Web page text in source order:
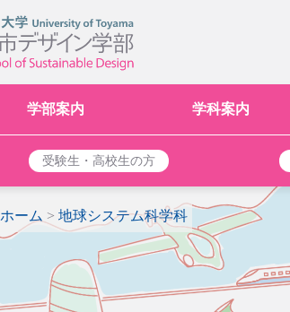
学部案内 学科案内
受験生・高校生の方
ホーム > 地球システム科学科